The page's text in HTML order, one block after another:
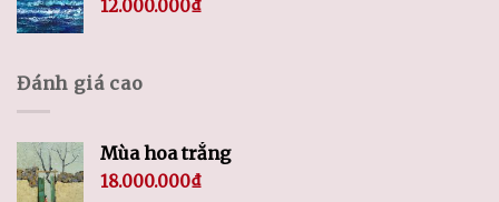
12.000.000₫
Đánh giá cao
Mùa hoa trắng
18.000.000₫